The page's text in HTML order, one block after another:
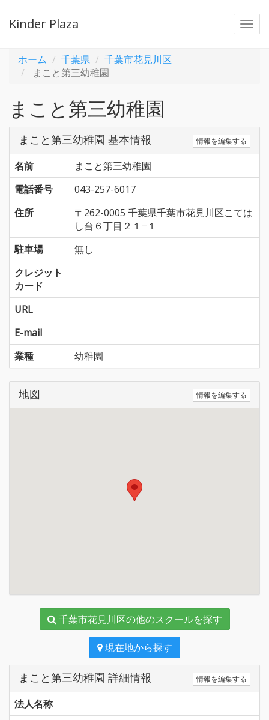
Kinder Plaza
ホーム 千葉県
千葉市花見川区
まこと第三幼稚園
まこと第三幼稚園
まこと第三幼稚園 基本情報 情報を編集する
名前
まこと第三幼稚園
電話番号
043-257-6017
住所
〒262-0005 千葉県千葉市花見川区こては
し台６丁目２１−１
駐車場
無し
クレジット
カード
URL
E-mail
業種
幼稚園
地図 情報を編集する
千葉市花見川区の他のスクールを探す
現在地から探す
まこと第三幼稚園 詳細情報 情報を編集する
法人名称